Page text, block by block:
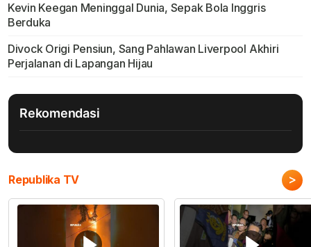
Kevin Keegan Meninggal Dunia, Sepak Bola Inggris
Berduka
Divock Origi Pensiun, Sang Pahlawan Liverpool Akhiri
Perjalanan di Lapangan Hijau
Rekomendasi
Republika TV >